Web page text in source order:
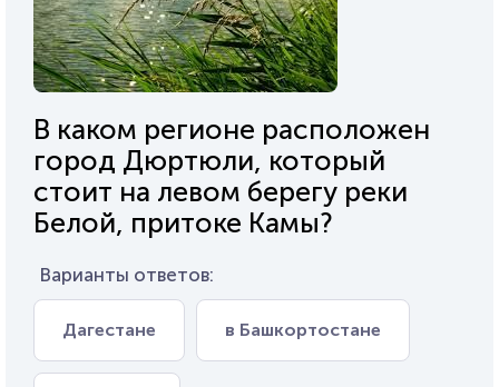
В каком регионе расположен
город Дюртюли, который
стоит на левом берегу реки
Белой, притоке Камы?
Варианты ответов:
Дагестане в Башкортостане